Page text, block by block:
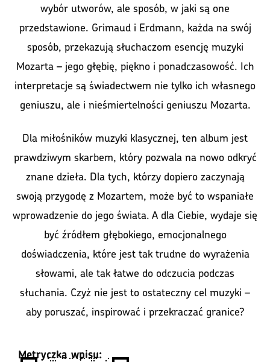
wybór utworów, ale sposób, w jaki są one
przedstawione. Grimaud i Erdmann, każda na swój
sposób, przekazują słuchaczom esencję muzyki
Mozarta – jego głębię, piękno i ponadczasowość. Ich
interpretacje są świadectwem nie tylko ich własnego
geniuszu, ale i nieśmiertelności geniuszu Mozarta.
Dla miłośników muzyki klasycznej, ten album jest
prawdziwym skarbem, który pozwala na nowo odkryć
znane dzieła. Dla tych, którzy dopiero zaczynają
swoją przygodę z Mozartem, może być to wspaniałe
wprowadzenie do jego świata. A dla Ciebie, wydaje się
być źródłem głębokiego, emocjonalnego
doświadczenia, które jest tak trudne do wyrażenia
słowami, ale tak łatwe do odczucia podczas
słuchania. Czyż nie jest to ostateczny cel muzyki –
aby poruszać, inspirować i przekraczać granice?
Metryczka wpisu: